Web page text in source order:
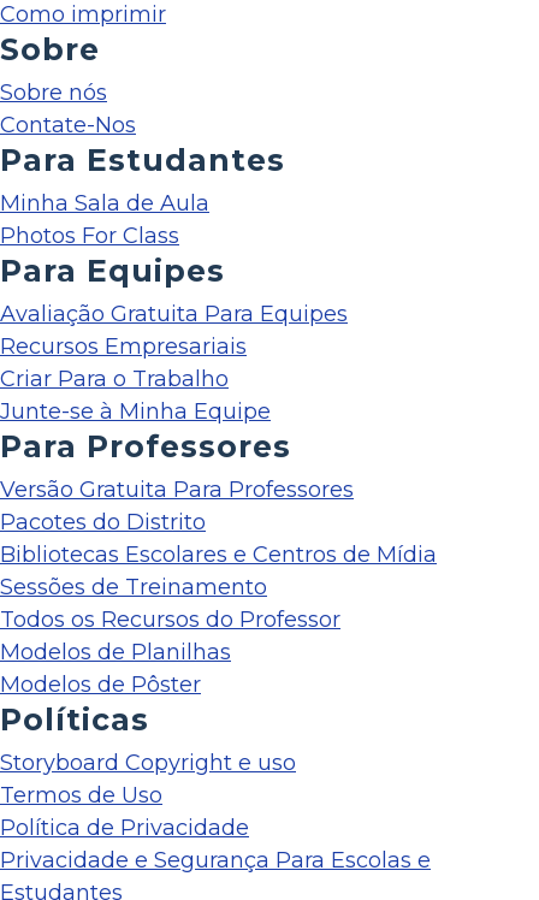
Como imprimir
Sobre
Sobre nós
Contate-Nos
Para Estudantes
Minha Sala de Aula
Photos For Class
Para Equipes
Avaliação Gratuita Para Equipes
Recursos Empresariais
Criar Para o Trabalho
Junte-se à Minha Equipe
Para Professores
Versão Gratuita Para Professores
Pacotes do Distrito
Bibliotecas Escolares e Centros de Mídia
Sessões de Treinamento
Todos os Recursos do Professor
Modelos de Planilhas
Modelos de Pôster
Políticas
Storyboard Copyright e uso
Termos de Uso
Política de Privacidade
Privacidade e Segurança Para Escolas e
Estudantes